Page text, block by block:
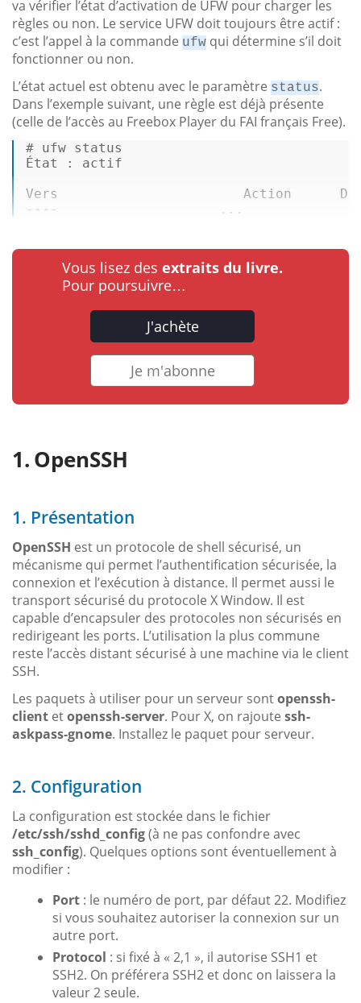
va vérifier l’état d’activation de UFW pour charger les
règles ou non. Le service UFW doit toujours être actif :
c’est l’appel à la commande ufw qui détermine s’il doit
fonctionner ou non.
L’état actuel est obtenu avec le paramètre status.
Dans l’exemple suivant, une règle est déjà présente
(celle de l’accès au Freebox Player du FAI français Free).
# ufw status
État : actif
----                    ...
Vous lisez des extraits du livre.
Pour poursuivre…
J'achète
Je m'abonne
OpenSSH
1. Présentation
OpenSSH est un protocole de shell sécurisé, un
mécanisme qui permet l’authentification sécurisée, la
connexion et l’exécution à distance. Il permet aussi le
transport sécurisé du protocole X Window. Il est
capable d’encapsuler des protocoles non sécurisés en
redirigeant les ports. L’utilisation la plus commune
reste l’accès distant sécurisé à une machine via le client
SSH.
Les paquets à utiliser pour un serveur sontopenssh-
client etopenssh-server. Pour X, on rajoute ssh-
askpass-gnome. Installez le paquet pour serveur.
2. Configuration
La configuration est stockée dans le fichier
/etc/ssh/sshd_config(à ne pas confondre avec
ssh_config). Quelques options sont éventuellement à
modifier :
Port : le numéro de port, par défaut 22. Modifiez
si vous souhaitez autoriser la connexion sur un
autre port.
Protocol : si fixé à « 2,1 », il autorise SSH1 et
SSH2. On préférera SSH2 et donc on laissera la
valeur 2 seule.